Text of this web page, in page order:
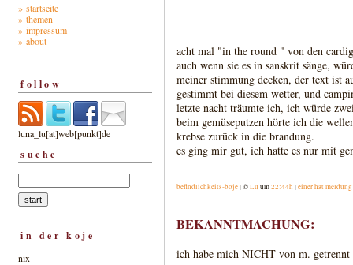
» startseite
» themen
» impressum
» about
follow
luna_lu[at]web[punkt]de
suche
in der koje
nix
acht mal "in the round " von den
auch wenn sie es in sanskrit sänge,
meiner stimmung decken, der text ist
gestimmt bei diesem wetter, und
letzte nacht träumte ich, ich würde
beim gemüseputzen hörte ich die
krebse zurück in die brandung.
es ging mir gut, ich hatte es nur mit
befindlichkeits-boje| ©Lu um22:44h |einer hat
BEKANNTMACHUNG:
ich habe mich NICHT von m.